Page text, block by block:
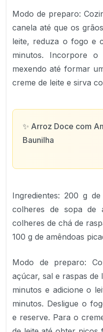
Modo de preparo:
canela até que os
leite, reduza o fogo e
minutos. Incorpore o
mexendo até formar
creme de leite e sirva
✨ Arroz Doce com
Baunilha
Ingredientes: 200 g
colheres de sopa de
colheres de chá de
100 g de amêndoas
Modo de preparo:
açúcar, sal e raspas de
minutos e adicione o
minutos. Desligue o
e reserve. Para o